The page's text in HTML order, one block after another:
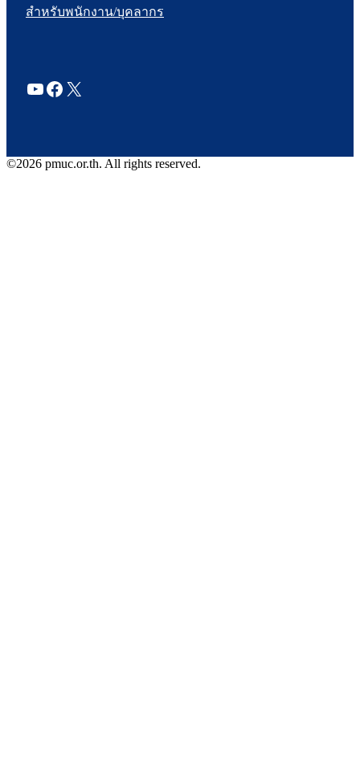
สำหรับพนักงาน/บุคลากร
YouTube
Facebook
X
©2026 pmuc.or.th. All rights reserved.